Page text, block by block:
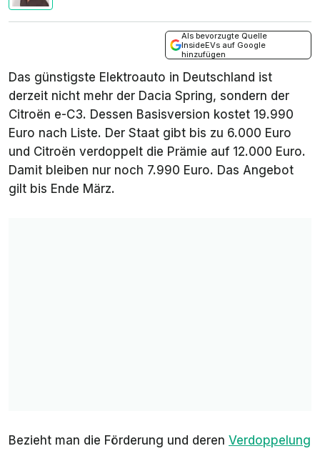
Als bevorzugte Quelle
InsideEVs auf Google
hinzufügen
Das günstigste Elektroauto in Deutschland ist
derzeit nicht mehr der Dacia Spring, sondern der
Citroën e-C3. Dessen Basisversion kostet 19.990
Euro nach Liste. Der Staat gibt bis zu 6.000 Euro
und Citroën verdoppelt die Prämie auf 12.000 Euro.
Damit bleiben nur noch 7.990 Euro. Das Angebot
gilt bis Ende März.
Bezieht man die Förderung und deren Verdoppelung